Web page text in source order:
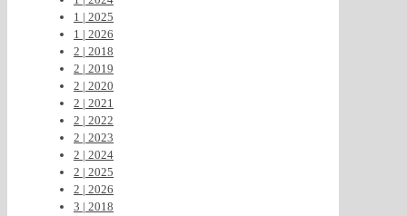
1 | 2025
1 | 2026
2 | 2018
2 | 2019
2 | 2020
2 | 2021
2 | 2022
2 | 2023
2 | 2024
2 | 2025
2 | 2026
3 | 2018